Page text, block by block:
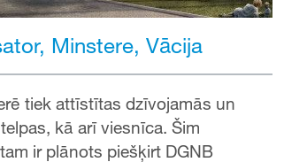
Minstere, Vācija
tiek attīstītas dzīvojamās un
kā arī viesnīca. Šim
ir plānots piešķirt DGNB